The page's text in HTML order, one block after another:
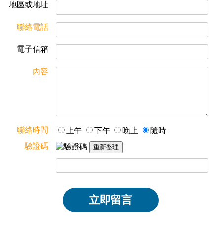
地區或地址
聯絡電話
電子信箱
內容
聯絡時間 上午 下午 晚上
隨時
驗證碼
立即留言